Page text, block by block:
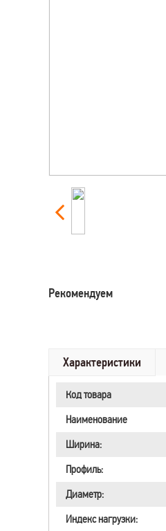
Рекомендуем
Характеристики
Код товара
Наименование
Ширина:
Профиль:
Диаметр:
Индекс нагрузки: